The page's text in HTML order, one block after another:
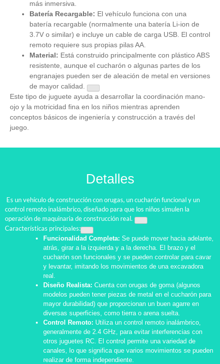
más inmersiva.
Batería Recargable: El vehículo funciona con una
batería recargable (normalmente una batería Li-ion de
3.7V o similar) e incluye un cable de carga USB. El control
remoto requiere sus propias pilas AA.
Material: Está construido principalmente con plástico ABS
resistente, aunque el cucharón o algunas partes de los
engranajes pueden ser de aleación de metal en versiones
de mayor calidad.
Este tipo de juguete ayuda a desarrollar la coordinación mano-
ojo y la motricidad fina en los niños mientras aprenden
conceptos básicos de ingeniería y construcción a través del
juego.
Detalles
Es un vehículo de construcción con orugas, un cucharón funcional y un
control remoto inalámbrico, diseñado para que los niños simulen la
operación de maquinaria de construcción real.
Características principales:
Funcionalidad Completa: Se puede mover hacia adelante,
atrás, girar a la izquierda y a la derecha. El brazo y el
cucharón son funcionales y se pueden controlar para cavar
y levantar, imitando los movimientos de una excavadora
real.
Diseño Realista: Cuenta con orugas de goma (algunos
modelos pueden tener piezas de metal en el cucharón para
mayor durabilidad) que proporcionan un buen agarre en
diversas superficies, como tierra o arena suelta.
Control Remoto: Utiliza un control remoto inalámbrico,
generalmente de 2.4 GHz, para evitar interferencias con
otros juguetes RC. El control permite una variedad de
canales, lo que significa que varios movimientos se pueden
realizar de forma independiente.